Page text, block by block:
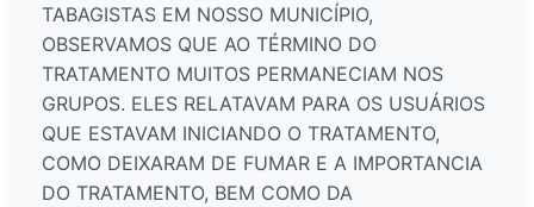
TABAGISTAS EM NOSSO MUNICÍPIO,
OBSERVAMOS QUE AO TÉRMINO DO
TRATAMENTO MUITOS PERMANECIAM NOS
GRUPOS. ELES RELATAVAM PARA OS USUÁRIOS
QUE ESTAVAM INICIANDO O TRATAMENTO,
COMO DEIXARAM DE FUMAR E A IMPORTANCIA
DO TRATAMENTO, BEM COMO DA